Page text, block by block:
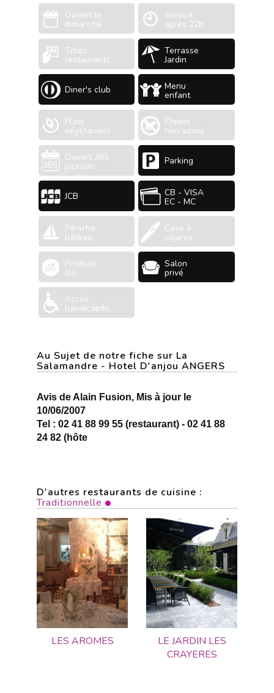
Ouvert le
dimanche
Service
après 22h
Titres
restaurants
Terrasse
Jardin
Diner's club Menu
enfant
Plats
végétariens
Chiens
non admis
Ouvert 365
jours/an Parking
JCB CB - VISA
EC - MC
Péniche
bâteau
Cave à
cigares
Produits
bio
Salon
privé
Accès
handicapés
Au Sujet de notre fiche sur La
Salamandre - Hotel D'anjou ANGERS
Avis de Alain Fusion, Mis à jour le
10/06/2007
Tel : 02 41 88 99 55 (restaurant) - 02 41 88
24 82 (hôte
D'autres restaurants de cuisine :
Traditionnelle
LES AROMES
LE JARDIN LES
CRAYERES